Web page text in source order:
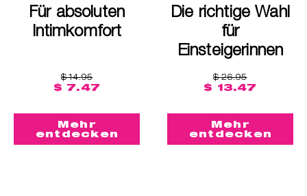
Für absoluten
Intimkomfort
$ 14.95
$ 7.47
Mehr
entdecken
Die richtige Wahl
für
Einsteigerinnen
$ 26.95
$ 13.47
Mehr
entdecken